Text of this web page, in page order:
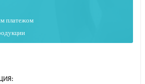
платежом